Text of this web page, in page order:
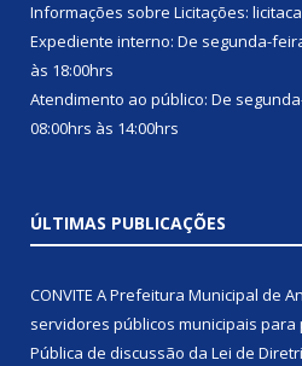
Informações sobre Licitações:
Expediente interno: De segunda-
às 18:00hrs
Atendimento ao público: De
08:00hrs às 14:00hrs
ÚLTIMAS PUBLICAÇÕES
CONVITE A Prefeitura Municipal de
servidores públicos municipais
Pública de discussão da Lei de